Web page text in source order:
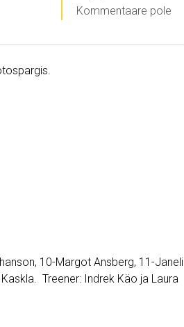
Kommentaare pole
10-Margot Ansberg, 11-Janeli
Treener: Indrek Käo ja Laura